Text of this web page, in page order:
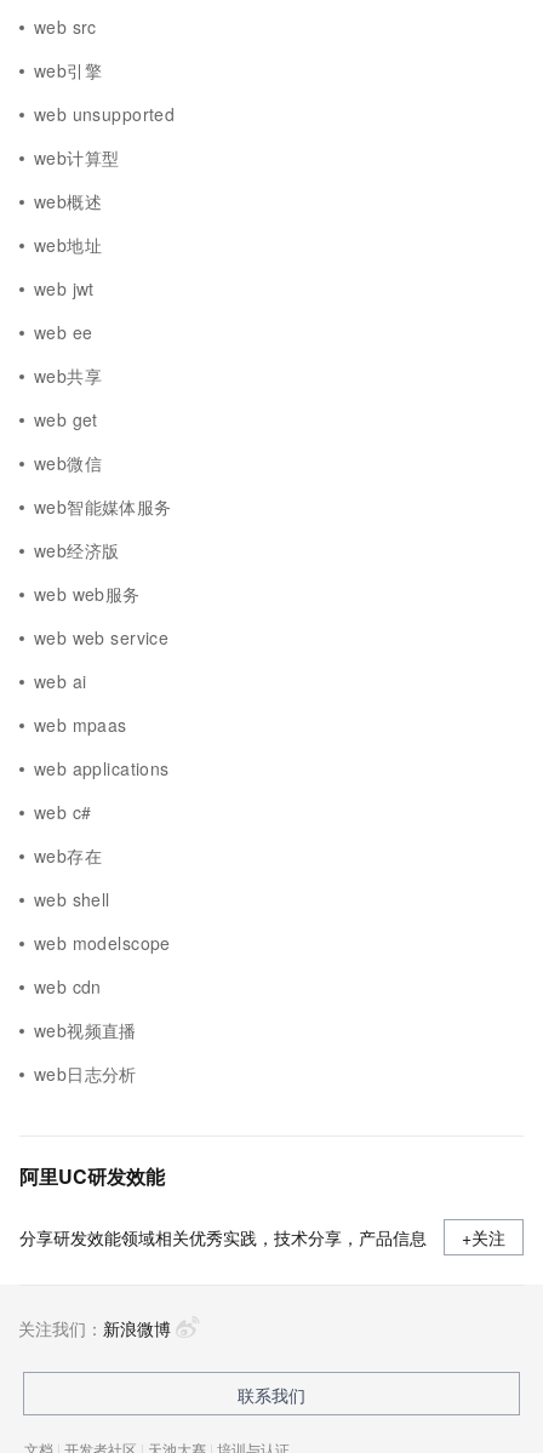
web src
web引擎
web unsupported
web计算型
web概述
web地址
web jwt
web ee
web共享
web get
web微信
web智能媒体服务
web经济版
web web服务
web web service
web ai
web mpaas
web applications
web c#
web存在
web shell
web modelscope
web cdn
web视频直播
web日志分析
阿里UC研发效能
分享研发效能领域相关优秀实践，技术分享，产品信息 +关注
关注我们： 新浪微博
联系我们
文档 | 开发者社区 | 天池大赛 | 培训与认证